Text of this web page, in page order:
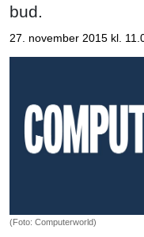
bud.
27. november 2015 kl.
(Foto: Computerworld)